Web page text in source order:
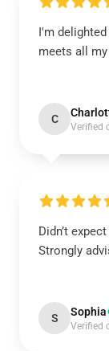
I'm
meets all
C
Verified
Didn’t
Strongly
S Sophia
Verified